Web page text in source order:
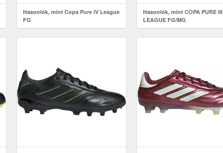
Hasonlók, mint Copa Pure IV League
FG
Hasonlók, mint COPA PURE III
LEAGUE FG/MG